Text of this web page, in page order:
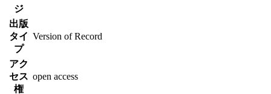
ジ
出版
タイ
プ
Version of Record
アク
セス
権
open access